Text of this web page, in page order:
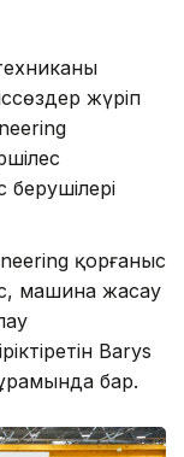
жүріп
берушілері
қорғаныс
машина жасау
Barys
бар.